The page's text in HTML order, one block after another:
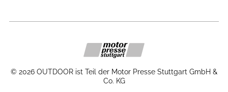
© 2026 OUTDOOR ist Teil der Motor Presse Stuttgart GmbH &
Co. KG